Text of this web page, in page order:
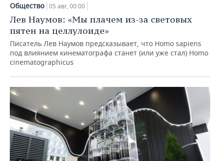
Общество 05 авг, 00:00
Лев Наумов: «Мы плачем из-за световых
пятен на целлулоиде»
Писатель Лев Наумов предсказывает, что Homo sapiens
под влиянием кинематографа станет (или уже стал) Homo
cinematographicus